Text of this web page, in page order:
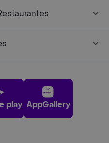
play AppGallery